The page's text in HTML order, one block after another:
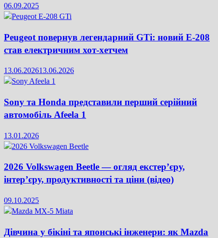
06.09.2025
Peugeot повернув легендарний GTi: новий E-208
став електричним хот-хетчем
13.06.202613.06.2026
Sony та Honda представили перший серійний
автомобіль Afeela 1
13.01.2026
2026 Volkswagen Beetle — огляд екстер’єру,
інтер’єру, продуктивності та ціни (відео)
09.10.2025
Дівчина у бікіні та японські інженери: як Mazda